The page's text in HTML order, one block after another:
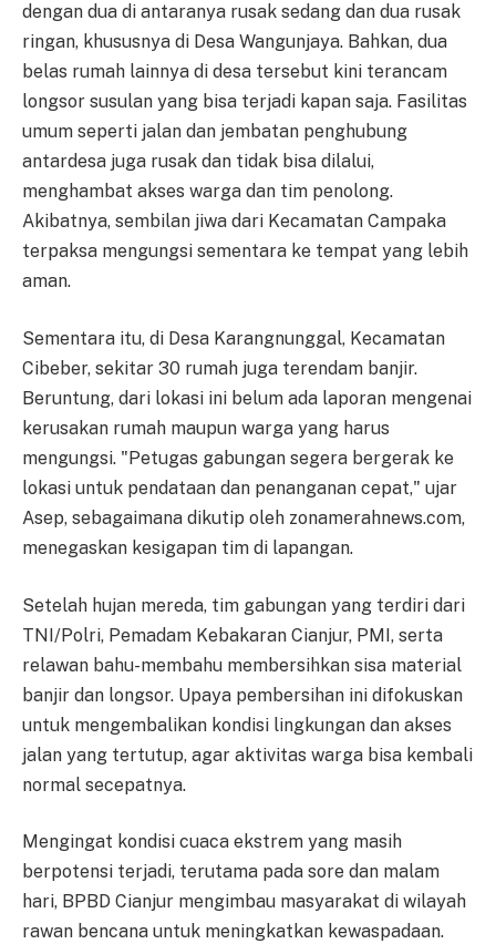
dengan dua di antaranya rusak sedang dan dua rusak
ringan, khususnya di Desa Wangunjaya. Bahkan, dua
belas rumah lainnya di desa tersebut kini terancam
longsor susulan yang bisa terjadi kapan saja. Fasilitas
umum seperti jalan dan jembatan penghubung
antardesa juga rusak dan tidak bisa dilalui,
menghambat akses warga dan tim penolong.
Akibatnya, sembilan jiwa dari Kecamatan Campaka
terpaksa mengungsi sementara ke tempat yang lebih
aman.
Sementara itu, di Desa Karangnunggal, Kecamatan
Cibeber, sekitar 30 rumah juga terendam banjir.
Beruntung, dari lokasi ini belum ada laporan mengenai
kerusakan rumah maupun warga yang harus
mengungsi. "Petugas gabungan segera bergerak ke
lokasi untuk pendataan dan penanganan cepat," ujar
Asep, sebagaimana dikutip oleh zonamerahnews.com,
menegaskan kesigapan tim di lapangan.
Setelah hujan mereda, tim gabungan yang terdiri dari
TNI/Polri, Pemadam Kebakaran Cianjur, PMI, serta
relawan bahu-membahu membersihkan sisa material
banjir dan longsor. Upaya pembersihan ini difokuskan
untuk mengembalikan kondisi lingkungan dan akses
jalan yang tertutup, agar aktivitas warga bisa kembali
normal secepatnya.
Mengingat kondisi cuaca ekstrem yang masih
berpotensi terjadi, terutama pada sore dan malam
hari, BPBD Cianjur mengimbau masyarakat di wilayah
rawan bencana untuk meningkatkan kewaspadaan.